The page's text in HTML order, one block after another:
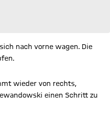
nach vorne wagen. Die
wieder von rechts,
einen Schritt zu